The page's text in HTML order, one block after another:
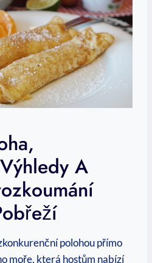
A
polohou přímo
moře, která hostům nabízí